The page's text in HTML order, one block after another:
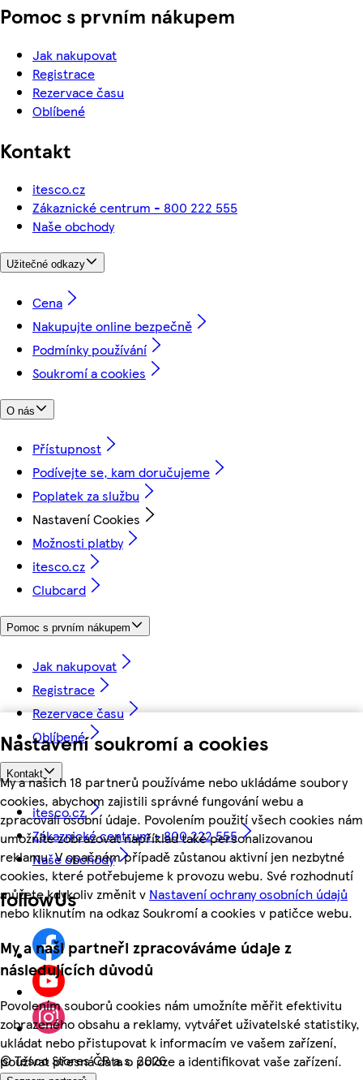
Nastavení soukromí a cookies
My a našich 18 partnerů používáme nebo ukládáme soubory
cookies, abychom zajistili správné fungování webu a
zpracovali osobní údaje. Povolením použití všech cookies nám
umožníte zobrazovat například také personalizovanou
reklamu. V opačném případě zůstanou aktivní jen nezbytné
cookies, které potřebujeme k provozu webu. Své rozhodnutí
můžete kdykoliv změnit v Nastavení ochrany osobních údajů
nebo kliknutím na odkaz Soukromí a cookies v patičce webu.
My a naši partneři zpracováváme údaje z
následujících důvodů
Povolením souborů cookies nám umožníte měřit efektivitu
zobrazeného obsahu a reklamy, vytvářet uživatelské statistiky,
ukládat nebo přistupovat k informacím ve vašem zařízení,
používat přesná data o poloze a identifikovat vaše zařízení.
Pomoc s prvním nákupem
Jak nakupovat
Registrace
Rezervace času
Oblíbené
Kontakt
itesco.cz
Zákaznické centrum - 800 222 555
Naše obchody
Užitečné odkazy
Cena
Nakupujte online bezpečně
Podmínky používání
Soukromí a cookies
O nás
Přístupnost
Podívejte se, kam doručujeme
Poplatek za službu
Nastavení Cookies
Možnosti platby
itesco.cz
Clubcard
Pomoc s prvním nákupem
Jak nakupovat
Registrace
Rezervace času
Oblíbené
Kontakt
itesco.cz
Zákaznické centrum - 800 222 555
Naše obchody
followUs
©Tesco Stores ČR a.s. 2026